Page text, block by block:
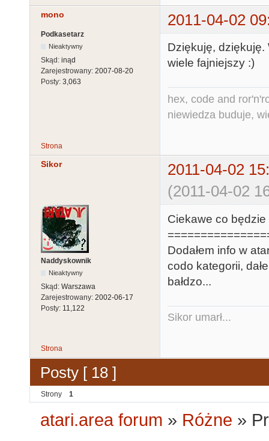
mono 2011-04-02
Podkasetarz
Nieaktywny
Skąd: inąd
Zarejestrowany: 2007-08-20
Posty: 3,063
Dziękuję, dziękuję.
wiele fajniejszy :)
hex, code and
niewiedza buduje,
Strona
Sikor
2011-04-02
(2011-04-02
Naddyskownik
Nieaktywny
Skąd: Warszawa
Zarejestrowany: 2002-06-17
Posty: 11,122
Ciekawe co będzie
Dodałem info w
codo kategorii,
bałdzo...
Sikor umarł...
Strona
Posty [ 18 ]
Strony 1
atari.area forum » Różne »